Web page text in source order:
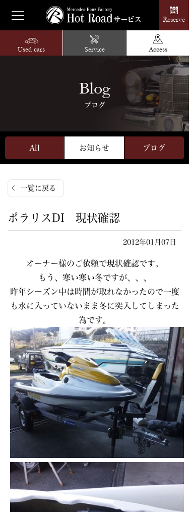
Reserve
Used cars Service Access
Blog
ブログ
All お知らせ ブログ
一覧に戻る
ポラリスDI 現状確認
2012年01月07日
オーナー様のご依頼で現状確認です。
もう、寒い寒い冬ですが、、、
昨年シーズン中は時間が取れなかったので一度
も水に入っていないまま冬に突入してしまった
為です。